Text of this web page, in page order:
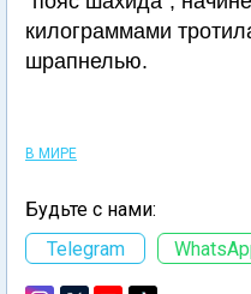
килограммами
шрапнелью.
В МИРЕ
Будьте с нами:
Telegram